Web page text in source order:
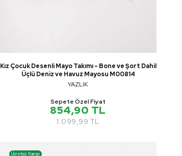
Kız Çocuk Desenli Mayo Takımı - Bone ve Şort Dahil
Üçlü Deniz ve Havuz Mayosu M00814
YAZLIK
Sepete Özel Fiyat
854,90 TL
1.099,99 TL
Ücretsiz Kargo